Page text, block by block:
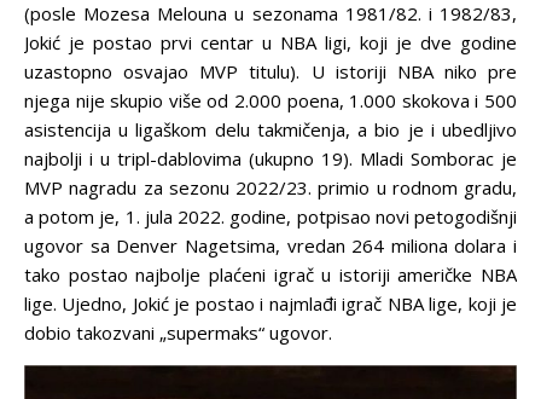
(posle Mozesa Melouna u sezonama 1981/82. i 1982/83,
Jokić je postao prvi centar u NBA ligi, koji je dve godine
uzastopno osvajao MVP titulu). U istoriji NBA niko pre
njega nije skupio više od 2.000 poena, 1.000 skokova i 500
asistencija u ligaškom delu takmičenja, a bio je i ubedljivo
najbolji i u tripl-dablovima (ukupno 19). Mladi Somborac je
MVP nagradu za sezonu 2022/23. primio u rodnom gradu,
a potom je, 1. jula 2022. godine, potpisao novi petogodišnji
ugovor sa Denver Nagetsima, vredan 264 miliona dolara i
tako postao najbolje plaćeni igrač u istoriji američke NBA
lige. Ujedno, Jokić je postao i najmlađi igrač NBA lige, koji je
dobio takozvani „supermaks“ ugovor.